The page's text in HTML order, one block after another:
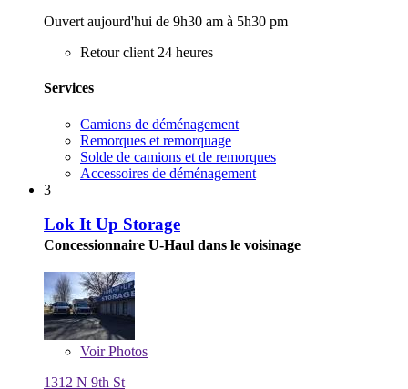
Ouvert aujourd'hui de 9h30 am à 5h30 pm
Retour client 24 heures
Services
Camions de déménagement
Remorques et remorquage
Solde de camions et de remorques
Accessoires de déménagement
3
Lok It Up Storage
Concessionnaire U-Haul dans le voisinage
VoirPhotos
1312 N 9th St